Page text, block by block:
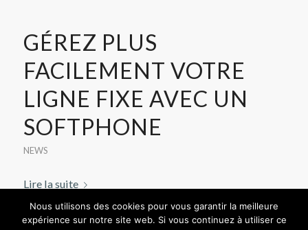
GÉREZ PLUS
FACILEMENT VOTRE
LIGNE FIXE AVEC UN
SOFTPHONE
NEWS
Lire la suite
Nous utilisons des cookies pour vous garantir la meilleure
expérience sur notre site web. Si vous continuez à utiliser ce